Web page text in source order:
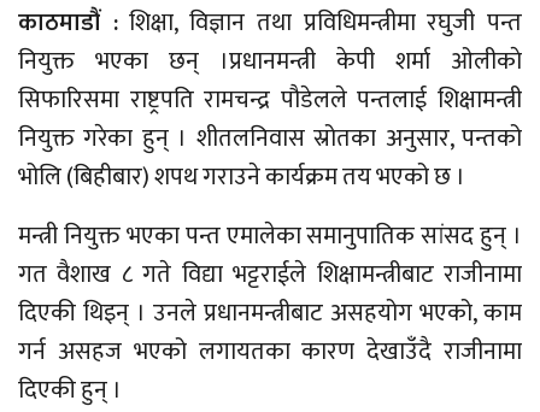
काठमाडौं :शिक्षा, विज्ञान तथा प्रविधिमन्त्रीमा रघुजी पन्त
नियुक्त भएका छन् ।प्रधानमन्त्री केपी शर्मा ओलीकाे
सिफारिसमा राष्ट्रपति रामचन्द्र पौडेलले पन्तलाई शिक्षामन्त्री
नियुक्त गरेका हुन् । शीतलनिवास स्रोतका अनुसार, पन्तको
भोलि (बिहीबार) शपथ गराउने कार्यक्रम तय भएको छ ।
मन्त्री नियुक्त भएका पन्त एमालेका समानुपातिक सांसद हुन् ।
गत वैशाख ८ गते विद्या भट्टराईले शिक्षामन्त्रीबाट राजीनामा
दिएकी थिइन् । उनले प्रधानमन्त्रीबाट असहयोग भएको, काम
गर्न असहज भएको लगायतका कारण देखाउँदै राजीनामा
दिएकी हुन् ।